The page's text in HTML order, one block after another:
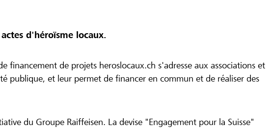
d'héroïsme locaux.
financement de projets heroslocaux.ch s'adresse aux associations et
publique, et leur permet de financer en commun et de réaliser des
du Groupe Raiffeisen. La devise "Engagement pour la Suisse"